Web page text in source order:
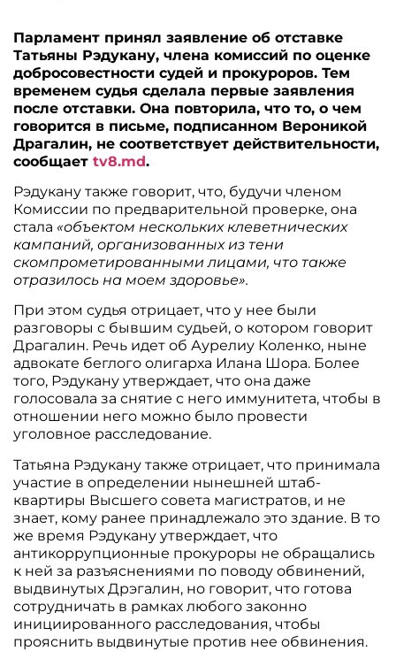
Парламент принял заявление об отставке
Татьяны Рэдукану, члена комиссий по оценке
добросовестности судей и прокуроров. Тем
временем судья сделала первые заявления
после отставки. Она повторила, что то, о чем
говорится в письме, подписанном Вероникой
Драгалин, не соответствует действительности,
сообщаетtv8.md.
Рэдукану также говорит, что, будучи членом
Комиссии по предварительной проверке, она
стала «объектом нескольких клеветнических
кампаний, организованных из тени
скомпрометированными лицами, что также
отразилось на моем здоровье».
При этом судья отрицает, что у нее были
разговоры с бывшим судьей, о котором говорит
Драгалин. Речь идет об Аурелиу Коленко, ныне
адвокате беглого олигарха Илана Шора. Более
того, Рэдукану утверждает, что она даже
голосовала за снятие с него иммунитета, чтобы в
отношении него можно было провести
уголовное расследование.
Татьяна Рэдукану также отрицает, что принимала
участие в определении нынешней штаб-
квартиры Высшего совета магистратов, и не
знает, кому ранее принадлежало это здание. В то
же время Рэдукану утверждает, что
антикоррупционные прокуроры не обращались
к ней за разъяснениями по поводу обвинений,
выдвинутых Дрэгалин, но говорит, что готова
сотрудничать в рамках любого законно
инициированного расследования, чтобы
прояснить выдвинутые против нее обвинения.